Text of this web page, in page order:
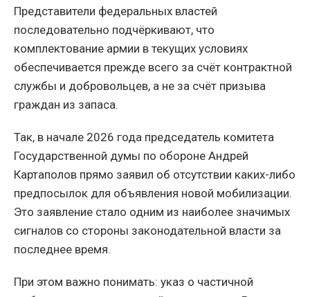
Представители федеральных властей
последовательно подчёркивают, что
комплектование армии в текущих условиях
обеспечивается прежде всего за счёт контрактной
службы и добровольцев, а не за счёт призыва
граждан из запаса.
Так, в начале 2026 года председатель комитета
Государственной думы по обороне Андрей
Картаполов прямо заявил об отсутствии каких-либо
предпосылок для объявления новой мобилизации.
Это заявление стало одним из наиболее значимых
сигналов со стороны законодательной власти за
последнее время.
При этом важно понимать: указ о частичной